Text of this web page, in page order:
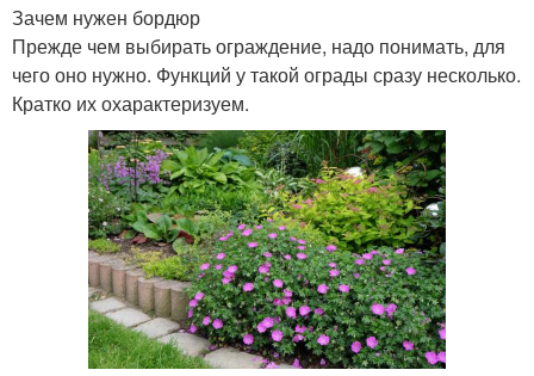
Зачем нужен бордюр
Прежде чем выбирать ограждение, надо понимать, для
чего оно нужно. Функций у такой ограды сразу несколько.
Кратко их охарактеризуем.